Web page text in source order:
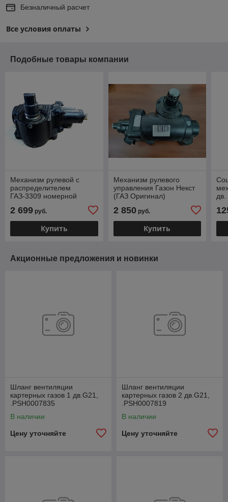
Безналичный расчет
Все условия оплаты
Подобные товары компании
Механизм рулевой с
распределителем
ГАЗ-3309 номерной
2 699 руб.
Купить
Механизм рулевого
управления Газон Некст
(ГАЗ Оригинал)
2 850руб.
Купить
Акционные предложения и новинки
Шланг вентиляции
картерных газов 1 дв.G21,
.РSН0007835
В наличии
Цену уточняйте
Шланг вентиляции
картерных газов 2 дв.G21,
.РSН0007819
В наличии
Цену уточняйте